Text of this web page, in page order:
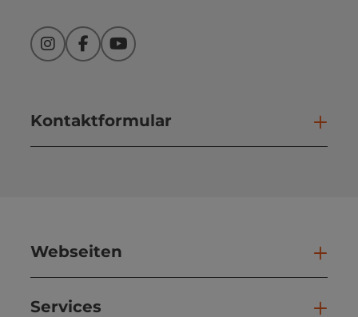
InstagramFacebookYouTube
Kontaktformular
Webseiten
Services